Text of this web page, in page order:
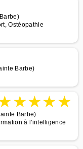
Ostéopathie
Barbe)
★★★★
Barbe)
à l'intelligence